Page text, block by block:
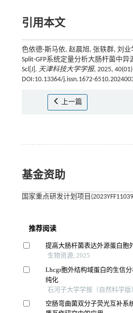
引用本文
色依德·斯马依, 赵晨旭, 张轶群, 刘
Split-GFP系统定量分析大肠杆菌中
Scl[J]. 天津科技大学学报, 2025,
DOI:10.13364/j.issn.1672-
上一篇
基金资助
国家重点研发计划项目